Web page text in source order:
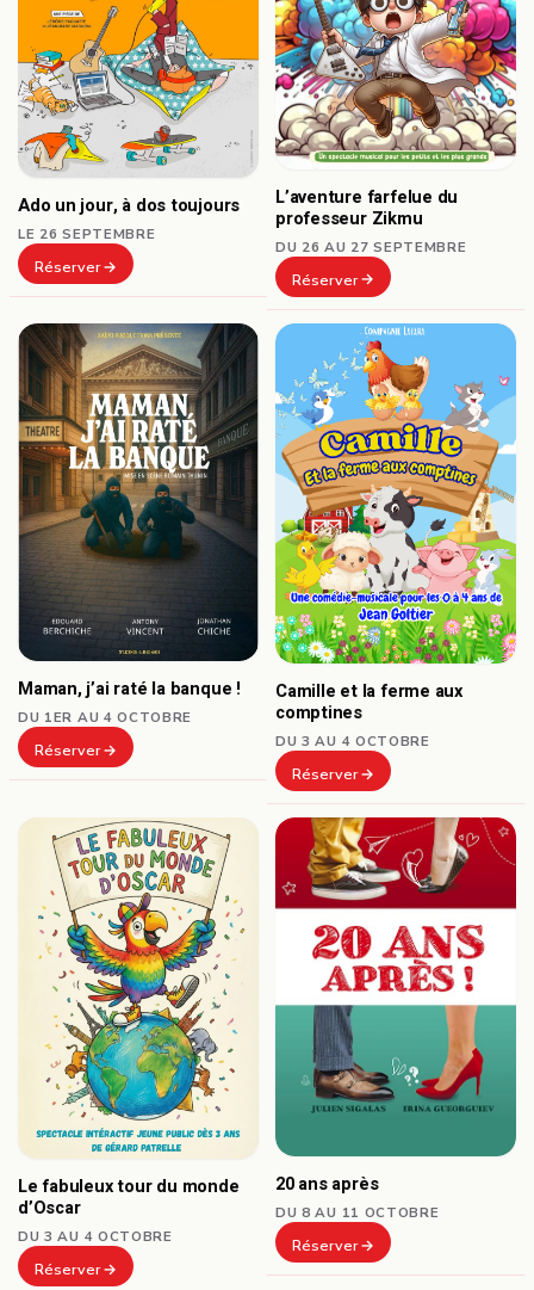
Ado un jour, à dos toujours
LE 26 SEPTEMBRE
Réserver
L’aventure farfelue du
professeur Zikmu
DU 26 AU 27 SEPTEMBRE
Réserver
Maman, j’ai raté la banque !
DU 1ER AU 4 OCTOBRE
Réserver
Camille et la ferme aux
comptines
DU 3 AU 4 OCTOBRE
Réserver
Le fabuleux tour du monde
d’Oscar
DU 3 AU 4 OCTOBRE
Réserver
20 ans après
DU 8 AU 11 OCTOBRE
Réserver